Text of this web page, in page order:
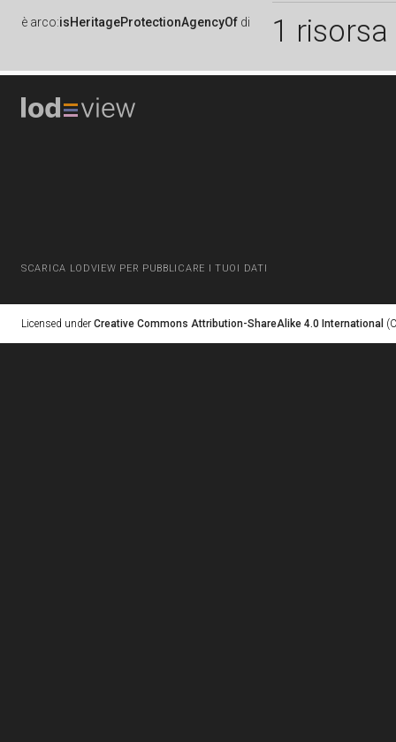
è arco:isHeritageProtectionAgencyOf di 1 risorsa
SCARICA LODVIEW PER PUBBLICARE I TUOI DATI
Licensed under Creative Commons Attribution-ShareAlike 4.0 International